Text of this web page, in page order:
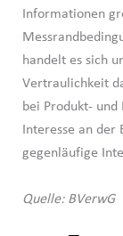
Informationen
handelt es sich
Vertraulichkeit
bei Produkt-
Interesse an der
gegenläufige
Quelle: BVerwG